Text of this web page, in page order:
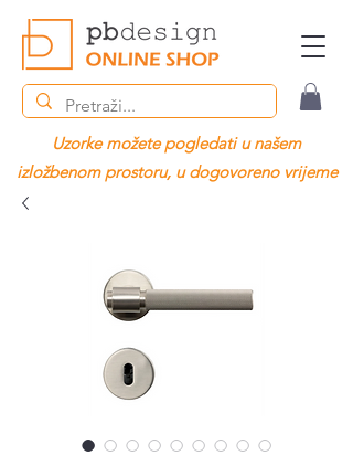
Uzorke možete pogledati u našem
izložbenom prostoru, u dogovoreno vrijeme